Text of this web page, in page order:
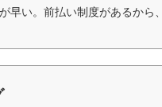
早い。前払い制度があるから